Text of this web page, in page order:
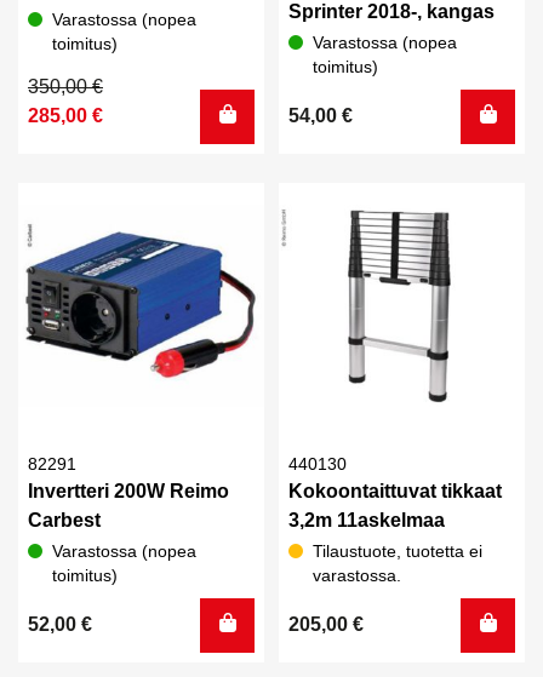
Varastossa (nopea
toimitus)
350,00€
Alkuperäinen
hinta
285,00 €
Nykyinen
hinta
Sprinter 2018-, kangas
Varastossa (nopea
toimitus)
54,00 €
82291
Invertteri 200W Reimo
Carbest
Varastossa (nopea
toimitus)
52,00 €
440130
Kokoontaittuvat tikkaat
3,2m 11askelmaa
Tilaustuote, tuotetta ei
varastossa.
205,00 €